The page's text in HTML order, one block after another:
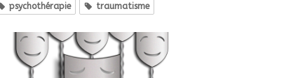
psychothérapie
traumatisme